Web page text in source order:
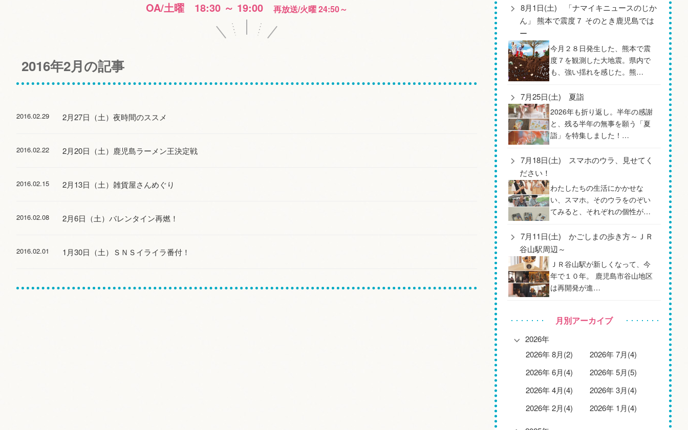
OA/土曜 18:30 ～ 19:00 再放送/火曜 24:50～
2016年2月の記事
2016.02.29 2月27日（土）夜時間のススメ
2016.02.22 2月20日（土）鹿児島ラーメン王決定戦
2016.02.15 2月13日（土）雑貨屋さんめぐり
2016.02.08 2月6日（土）バレンタイン再燃！
2016.02.01 1月30日（土）ＳＮＳイライラ番付！
8月1日(土) 「ナマイキニュースのじか
ん」 熊本で震度７ そのとき鹿児島では
ー
今月２８日発生した、熊本で震
度７を観測した大地震。県内で
も、強い揺れを感じた。熊…
7月25日(土) 夏詣
2026年も折り返し。半年の感謝
と、残る半年の無事を願う「夏
詣」を特集しました！…
7月18日(土) スマホのウラ、見せてく
ださい！
わたしたちの生活にかかせな
い、スマホ。そのウラをのぞい
てみると、それぞれの個性が…
7月11日(土) かごしまの歩き方～ＪＲ
谷山駅周辺～
ＪＲ谷山駅が新しくなって、今
年で１０年。 鹿児島市谷山地区
は再開発が進…
月別アーカイブ
2026年
2026年 8月(2)
2026年 7月(4)
2026年 6月(4)
2026年 5月(5)
2026年 4月(4)
2026年 3月(4)
2026年 2月(4)
2026年 1月(4)